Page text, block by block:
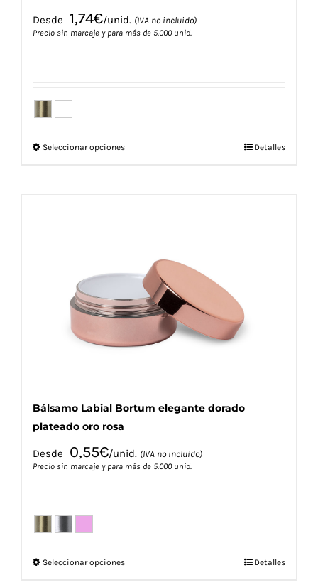
Desde 1,74€/unid. (IVA no incluido)
Precio sin marcaje y para más de 5.000 unid.
Seleccionar opcionesEste
pueden
elegir
en
la
de
Detalles
Bálsamo Labial Bortum elegante dorado
plateado oro rosa
Desde 0,55€/unid. (IVA no incluido)
Precio sin marcaje y para más de 5.000 unid.
Seleccionar opcionesEste
Detalles